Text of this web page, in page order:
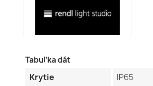
Tabuľka dát
Krytie IP65